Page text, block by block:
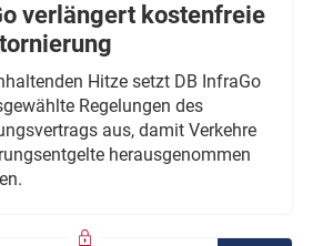
verlängert kostenfreie
Hitze setzt DB InfraGo
Regelungen des
aus, damit Verkehre
herausgenommen